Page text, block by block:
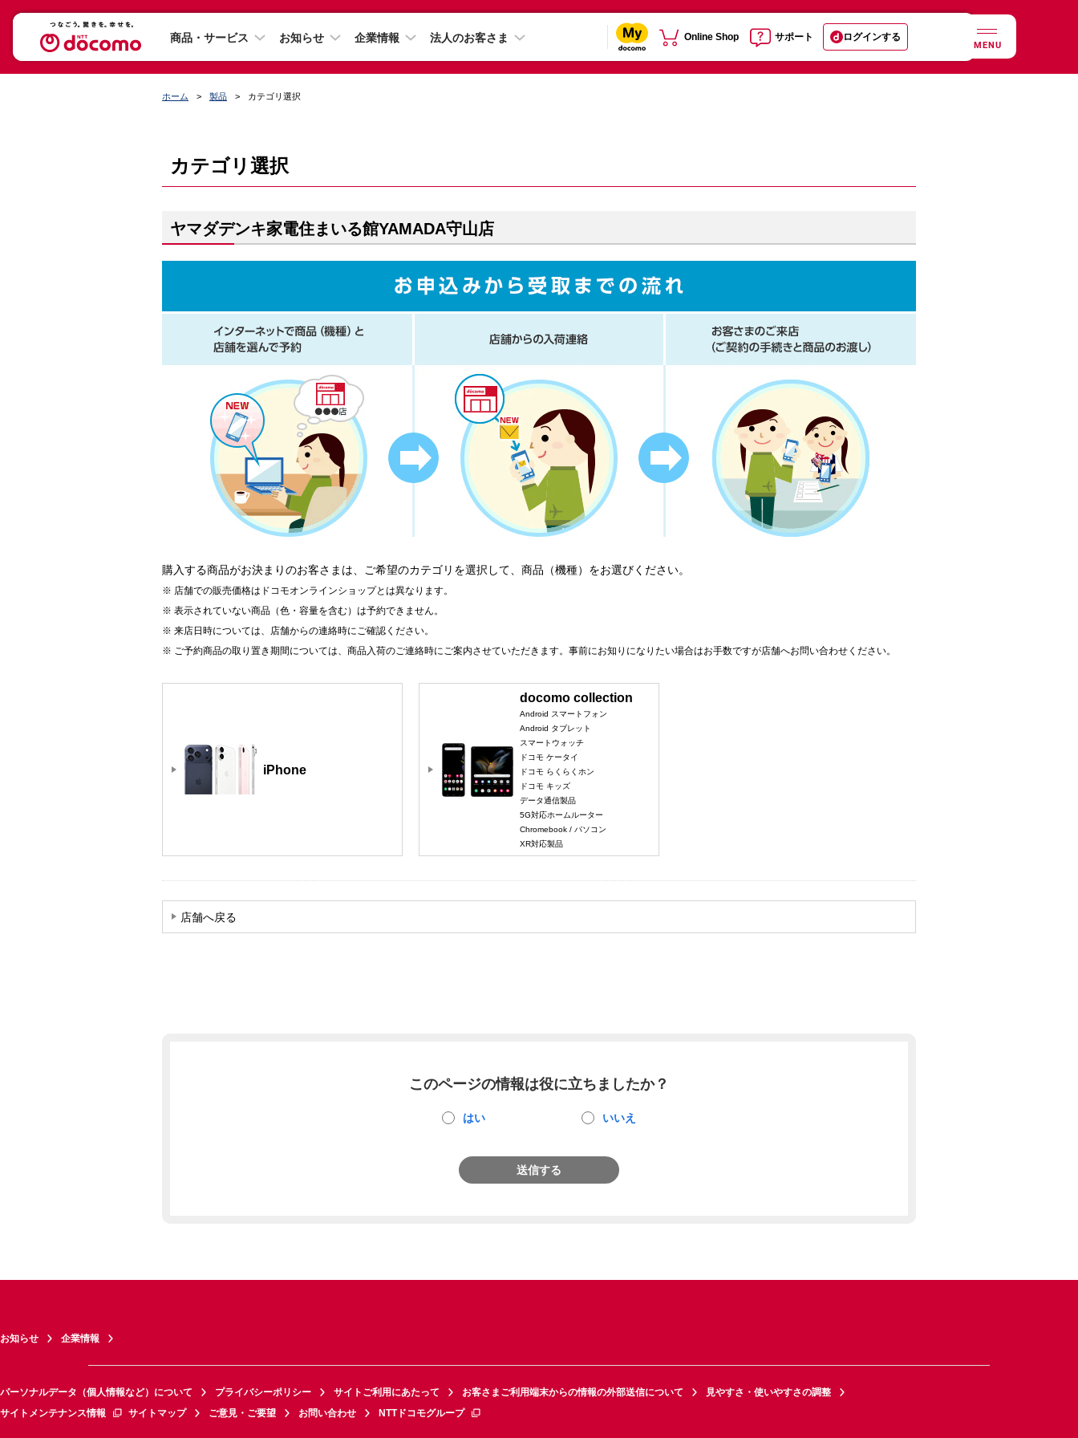
商品・サービス お知らせ 企業情報 法人のお客さま Online Shop サポート ログインする
MENU
ホーム 製品 カテゴリ選択
カテゴリ選択
ヤマダデンキ家電住まいる館YAMADA守山店
購入する商品がお決まりのお客さまは、ご希望のカテゴリを選択して、商品（機種）をお選びください。
店舗での販売価格はドコモオンラインショップとは異なります。
表示されていない商品（色・容量を含む）は予約できません。
来店日時については、店舗からの連絡時にご確認ください。
ご予約商品の取り置き期間については、商品入荷のご連絡時にご案内させていただきます。事前にお知りになりたい場合はお手数ですが店舗へお問い合わせください。
iPhone
docomo collection
Android スマートフォン
Android タブレット
スマートウォッチ
ドコモ ケータイ
ドコモ らくらくホン
ドコモ キッズ
データ通信製品
5G対応ホームルーター
Chromebook / パソコン
XR対応製品
店舗へ戻る
このページの情報は役に立ちましたか？
はい いいえ
送信する
お知らせ 企業情報
パーソナルデータ（個人情報など）について プライバシーポリシー サイトご利用にあたって お客さまご利用端末からの情報の外部送信について
見やすさ・使いやすさの調整
サイトメンテナンス情報
サイトマップ ご意見・ご要望 お問い合わせ NTTドコモグループ